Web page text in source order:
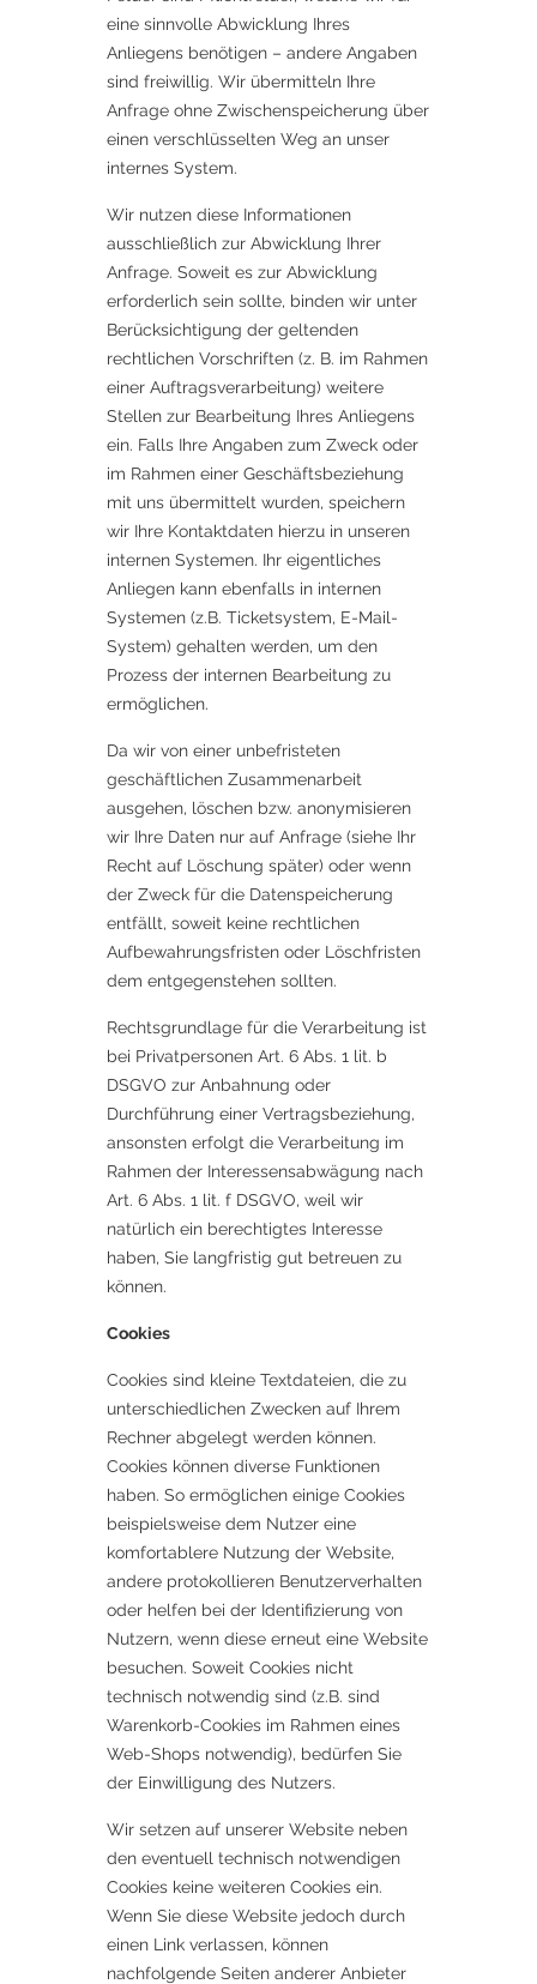
eine sinnvolle Abwicklung Ihres
Anliegens benötigen – andere Angaben
sind freiwillig. Wir übermitteln Ihre
Anfrage ohne Zwischenspeicherung über
einen verschlüsselten Weg an unser
internes System.
Wir nutzen diese Informationen
ausschließlich zur Abwicklung Ihrer
Anfrage. Soweit es zur Abwicklung
erforderlich sein sollte, binden wir unter
Berücksichtigung der geltenden
rechtlichen Vorschriften (z. B. im Rahmen
einer Auftragsverarbeitung) weitere
Stellen zur Bearbeitung Ihres Anliegens
ein. Falls Ihre Angaben zum Zweck oder
im Rahmen einer Geschäftsbeziehung
mit uns übermittelt wurden, speichern
wir Ihre Kontaktdaten hierzu in unseren
internen Systemen. Ihr eigentliches
Anliegen kann ebenfalls in internen
Systemen (z.B. Ticketsystem, E-Mail-
System) gehalten werden, um den
Prozess der internen Bearbeitung zu
ermöglichen.
Da wir von einer unbefristeten
geschäftlichen Zusammenarbeit
ausgehen, löschen bzw. anonymisieren
wir Ihre Daten nur auf Anfrage (siehe Ihr
Recht auf Löschung später) oder wenn
der Zweck für die Datenspeicherung
entfällt, soweit keine rechtlichen
Aufbewahrungsfristen oder Löschfristen
dem entgegenstehen sollten.
Rechtsgrundlage für die Verarbeitung ist
bei Privatpersonen Art. 6 Abs. 1 lit. b
DSGVO zur Anbahnung oder
Durchführung einer Vertragsbeziehung,
ansonsten erfolgt die Verarbeitung im
Rahmen der Interessensabwägung nach
Art. 6 Abs. 1 lit. f DSGVO, weil wir
natürlich ein berechtigtes Interesse
haben, Sie langfristig gut betreuen zu
können.
Cookies
Cookies sind kleine Textdateien, die zu
unterschiedlichen Zwecken auf Ihrem
Rechner abgelegt werden können.
Cookies können diverse Funktionen
haben. So ermöglichen einige Cookies
beispielsweise dem Nutzer eine
komfortablere Nutzung der Website,
andere protokollieren Benutzerverhalten
oder helfen bei der Identifizierung von
Nutzern, wenn diese erneut eine Website
besuchen. Soweit Cookies nicht
technisch notwendig sind (z.B. sind
Warenkorb-Cookies im Rahmen eines
Web-Shops notwendig), bedürfen Sie
der Einwilligung des Nutzers.
Wir setzen auf unserer Website neben
den eventuell technisch notwendigen
Cookies keine weiteren Cookies ein.
Wenn Sie diese Website jedoch durch
einen Link verlassen, können
nachfolgende Seiten anderer Anbieter